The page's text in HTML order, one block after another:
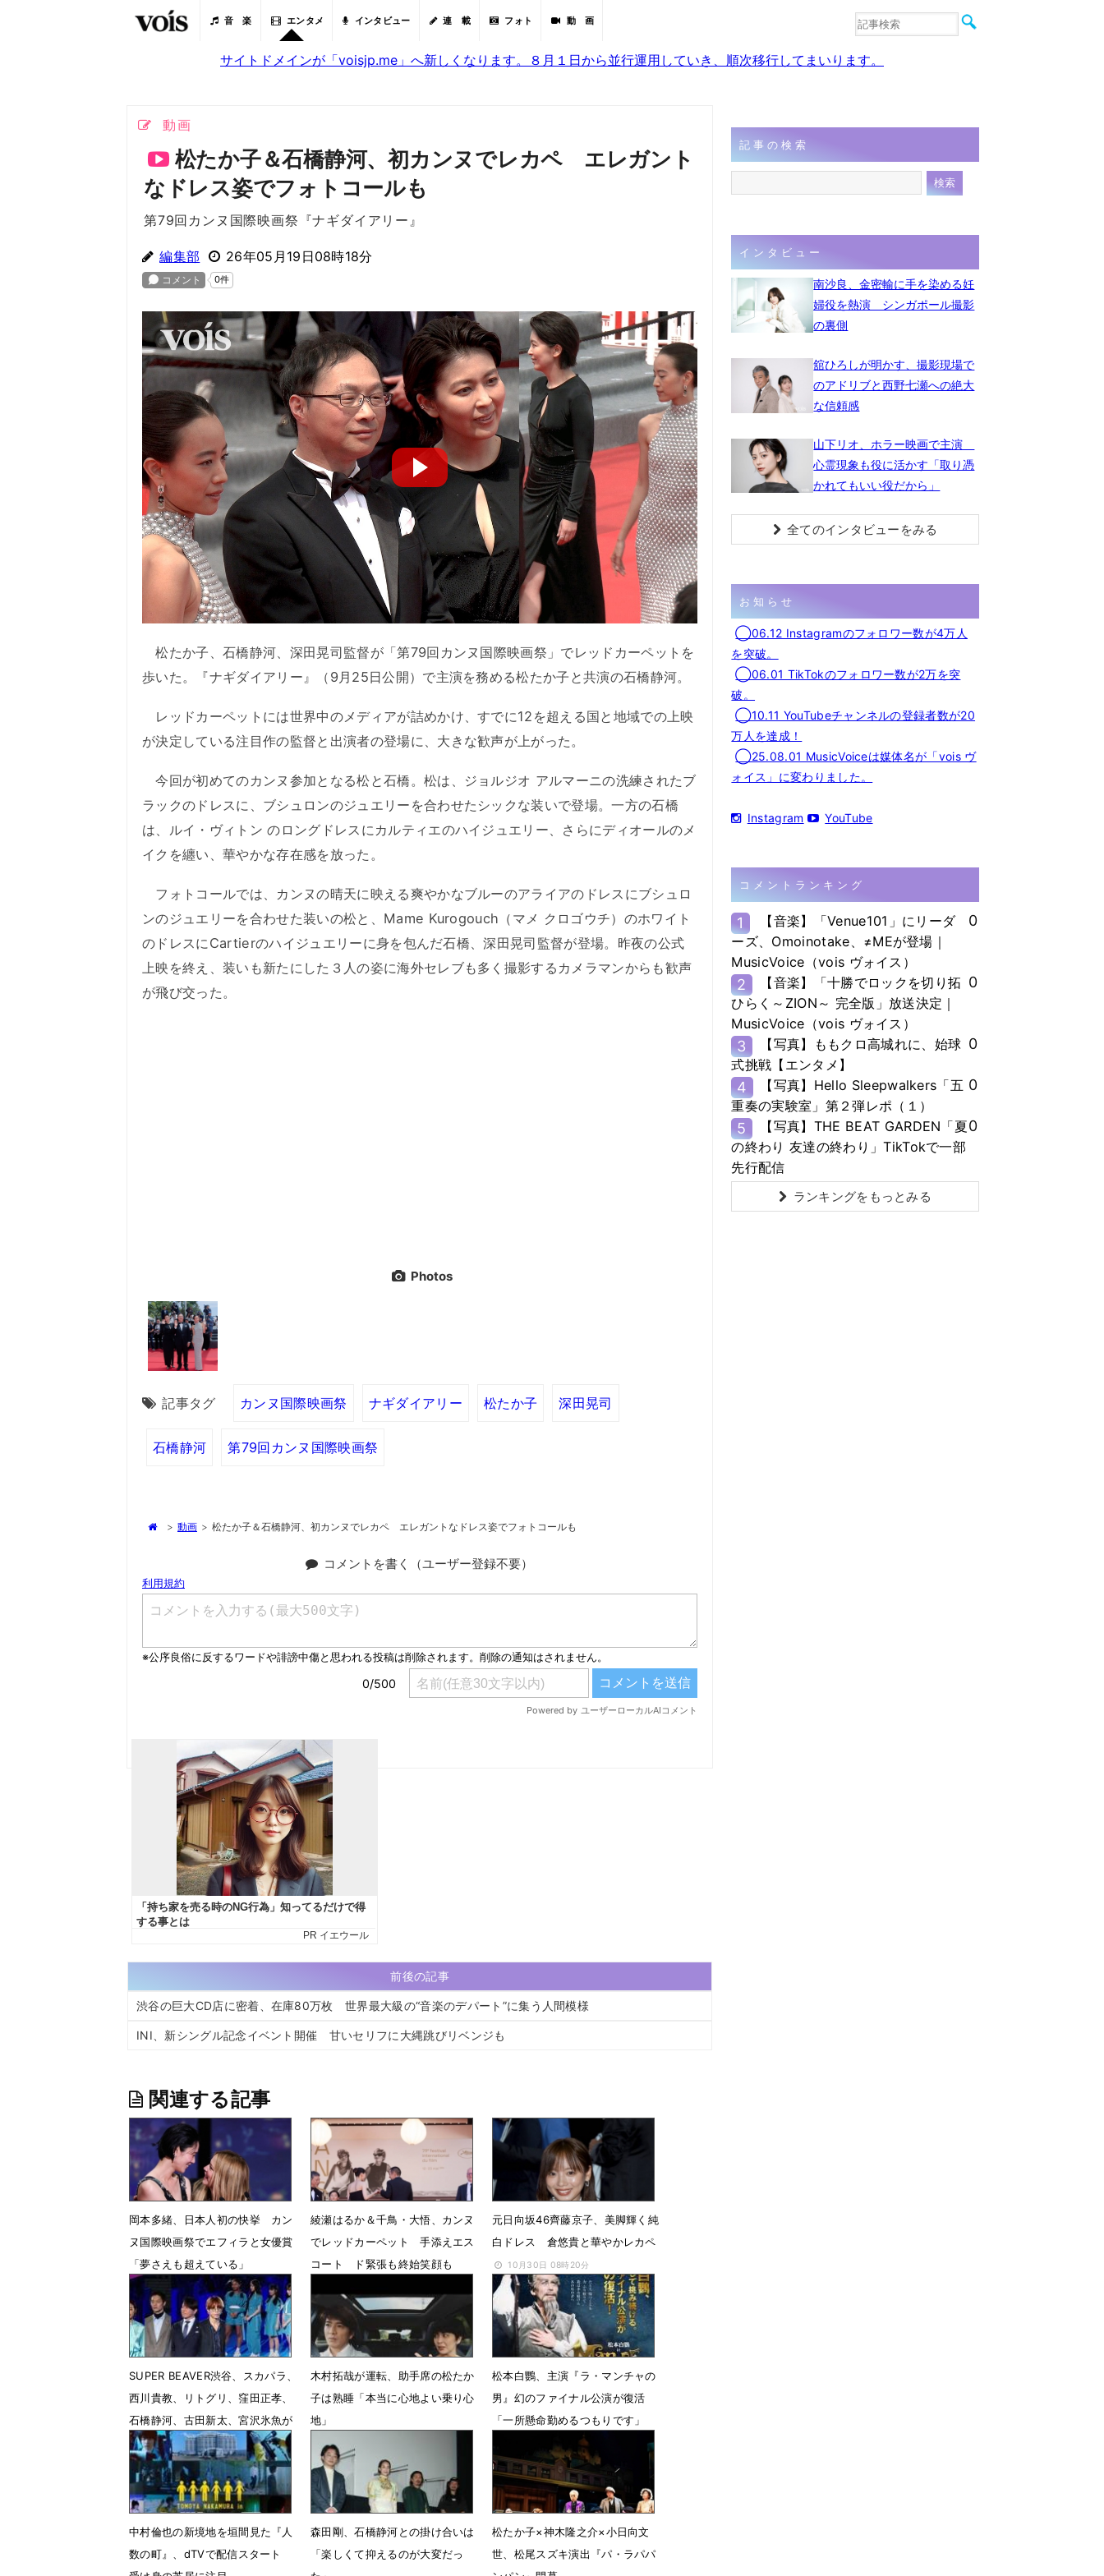
音 楽 エンタメ インタビュー 連 載 フォト 動 画
音楽
サイトドメインが「voisjp.me」へ新しくなります。８月１日から並行運用していき、順次移行してまいります。
動画
松たか子＆石橋静河、初カンヌでレカペ エレガント
なドレス姿でフォトコールも
第79回カンヌ国際映画祭『ナギダイアリー』
編集部 26年05月19日08時18分
松たか子、石橋静河、深田晃司監督が「第79回カンヌ国際映画祭」でレッドカーペットを
歩いた。『ナギダイアリー』（9月25日公開）で主演を務める松たか子と共演の石橋静河。
レッドカーペットには世界中のメディアが詰めかけ、すでに12を超える国と地域での上映
が決定している注目作の監督と出演者の登場に、大きな歓声が上がった。
今回が初めてのカンヌ参加となる松と石橋。松は、ジョルジオ アルマーニの洗練されたブ
ラックのドレスに、ブシュロンのジュエリーを合わせたシックな装いで登場。一方の石橋
は、ルイ・ヴィトン のロングドレスにカルティエのハイジュエリー、さらにディオールのメ
イクを纏い、華やかな存在感を放った。
フォトコールでは、カンヌの晴天に映える爽やかなブルーのアライアのドレスにブシュロ
ンのジュエリーを合わせた装いの松と、Mame Kurogouch（マメ クロゴウチ）のホワイト
のドレスにCartierのハイジュエリーに身を包んだ石橋、深田晃司監督が登場。昨夜の公式
上映を終え、装いも新たにした３人の姿に海外セレブも多く撮影するカメラマンからも歓声
が飛び交った。
Photos
記事タグ カンヌ国際映画祭 ナギダイアリー 松たか子 深田晃司
石橋静河 第79回カンヌ国際映画祭
> 動画 > 松たか子＆石橋静河、初カンヌでレカペ エレガントなドレス姿でフォトコールも
コメントを書く（ユーザー登録不要）
前後の記事
渋谷の巨大CD店に密着、在庫80万枚 世界最大級の“音楽のデパート”に集う人間模様
INI、新シングル記念イベント開催 甘いセリフに大縄跳びリベンジも
関連する記事
岡本多緒、日本人初の快挙 カン
ヌ国際映画祭でエフィラと女優賞
「夢さえも超えている」
5月24日 09時04分
綾瀬はるか＆千鳥・大悟、カンヌ
でレッドカーペット 手添えエス
コート ド緊張も終始笑顔も
元日向坂46齊藤京子、美脚輝く純
白ドレス 倉悠貴と華やかレカペ
10月30日 08時20分
SUPER BEAVER渋谷、スカパラ、
西川貴教、リトグリ、窪田正孝、
石橋静河、古田新太、宮沢氷魚が
ブルーカーペット
4月13日 23時52分
木村拓哉が運転、助手席の松たか
子は熟睡「本当に心地よい乗り心
地」
8月27日 10時26分
松本白鸚、主演『ラ・マンチャの
男』幻のファイナル公演が復活
「一所懸命勤めるつもりです」
8月22日 19時39分
中村倫也の新境地を垣間見た『人
数の町』、dTVで配信スタート
森田剛、石橋静河との掛け合いは
「楽しくて抑えるのが大変だっ
松たか子×神木隆之介×小日向文
世、松尾スズキ演出『パ・ラパパ
記事の検索
インタビュー
南沙良、金密輸に手を染める妊
婦役を熱演 シンガポール撮影
の裏側
舘ひろしが明かす、撮影現場で
のアドリブと西野七瀬への絶大
な信頼感
山下リオ、ホラー映画で主演
心霊現象も役に活かす「取り憑
かれてもいい役だから」
全てのインタビューをみる
お知らせ
◯06.12 Instagramのフォロワー数が4万人
を突破。
◯06.01 TikTokのフォロワー数が2万を突
破。
◯10.11 YouTubeチャンネルの登録者数が20
万人を達成！
◯25.08.01 MusicVoiceは媒体名が「vois ヴ
ォイス」に変わりました。
Instagram YouTube
コメントランキング
1
【音楽】「Venue101」にリーダ
ーズ、Omoinotake、≠MEが登場｜
MusicVoice（vois ヴォイス）
0
2
【音楽】「十勝でロックを切り拓
ひらく～ZION～ 完全版」放送決定｜
MusicVoice（vois ヴォイス）
0
3
【写真】ももクロ高城れに、始球
式挑戦【エンタメ】
0
4
【写真】Hello Sleepwalkers「五
重奏の実験室」第２弾レポ（１）
0
5
【写真】THE BEAT GARDEN「夏
の終わり 友達の終わり」TikTokで一部
先行配信
0
ランキングをもっとみる